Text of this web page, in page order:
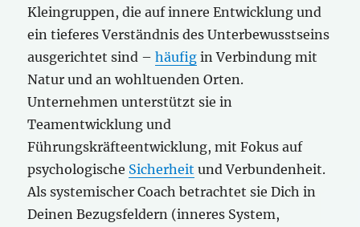
Kleingruppen, die auf innere Entwicklung und
ein tieferes Verständnis des Unterbewusstseins
ausgerichtet sind –häufig in Verbindung mit
Natur und an wohltuenden Orten.
Unternehmen unterstützt sie in
Teamentwicklung und
Führungskräfteentwicklung, mit Fokus auf
psychologische Sicherheit und Verbundenheit.
Als systemischer Coach betrachtet sie Dich in
Deinen Bezugsfeldern (inneres System,